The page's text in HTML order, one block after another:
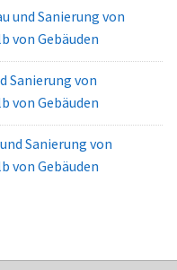
und Sanierung von
von Gebäuden
Sanierung von
von Gebäuden
Sanierung von
von Gebäuden